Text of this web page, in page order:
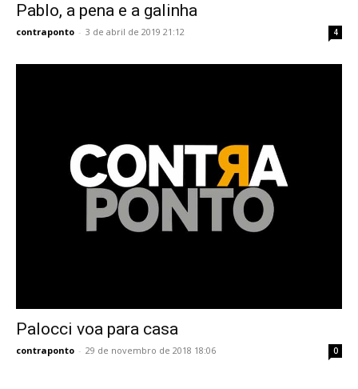
Pablo, a pena e a galinha
contraponto - 3 de abril de 2019 21:12 4
Palocci voa para casa
contraponto - 29 de novembro de 2018 18:06 0